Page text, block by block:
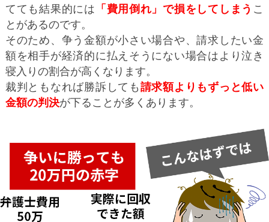
てても結果的には 「費用倒れ」で損をしてしまう こ
とがあるのです。
そのため、争う金額が小さい場合や、請求したい金
額を相手が経済的に払えそうにない場合はより泣き
寝入りの割合が高くなります。
裁判ともなれば勝訴しても 請求額よりもずっと低い
金額の判決が下ることが多くあります。